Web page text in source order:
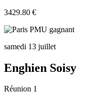
3429.80 €
samedi 13 juillet
Enghien Soisy
Réunion 1